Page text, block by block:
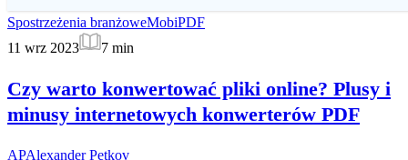
Spostrzeżenia branżoweMobiPDF
11 wrz 2023
7 min
Czy warto konwertować pliki online? Plusy i
minusy internetowych konwerterów PDF
APAlexander Petkov